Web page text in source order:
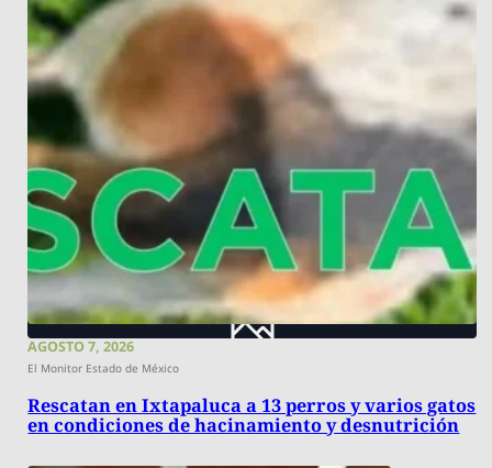
AGOSTO 7, 2026
El Monitor Estado de México
Rescatan en Ixtapaluca a 13 perros y varios gatos
en condiciones de hacinamiento y desnutrición